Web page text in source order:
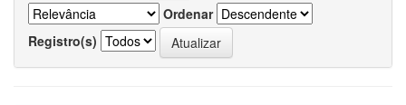
Ordenar
Registro(s)